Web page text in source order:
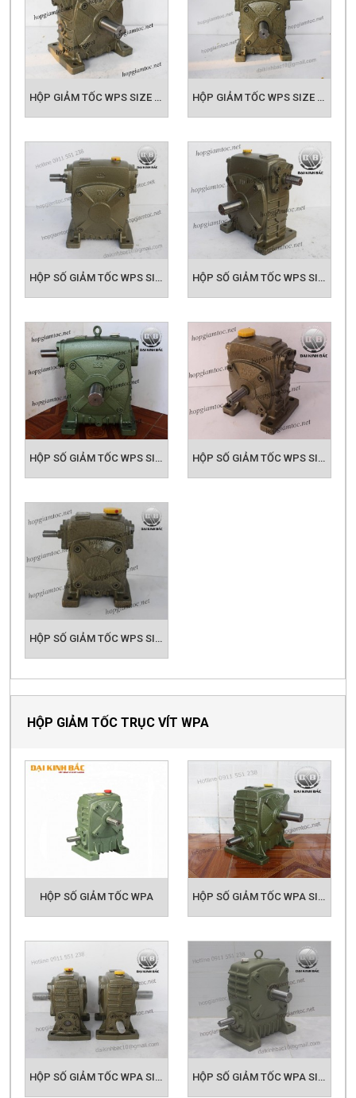
HỘP GIẢM TỐC WPS SIZE 80
HỘP SỐ GIẢM TỐC WPS SIZE 100 HỘP SỐ GIẢM TỐC WPS SIZE 120
HỘP SỐ GIẢM TỐC WPS SIZE 135 HỘP SỐ GIẢM TỐC WPS SIZE 155
HỘP SỐ GIẢM TỐC WPS SIZE 175
HỘP SỐ GIẢM TỐC WPA HỘP SỐ GIẢM TỐC WPA SIZE 40
HỘP SỐ GIẢM TỐC WPA SIZE 50 HỘP SỐ GIẢM TỐC WPA SIZE 60